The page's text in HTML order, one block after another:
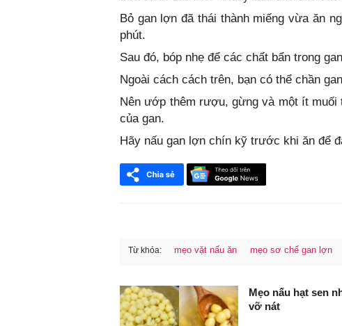
Bỏ gan lợn đã thái thành miếng vừa ăn
phút.
Sau đó, bóp nhẹ để các chất bẩn trong
Ngoài cách cách trên, bạn có thể chần
Nên ướp thêm rượu, gừng và một ít
của gan.
Hãy nấu gan lợn chín kỹ trước khi ăn để
Từ khóa: mẹo vặt nấu ăn mẹo sơ chế gan lợn
Mẹo nấu hạt sen
vỡ nát